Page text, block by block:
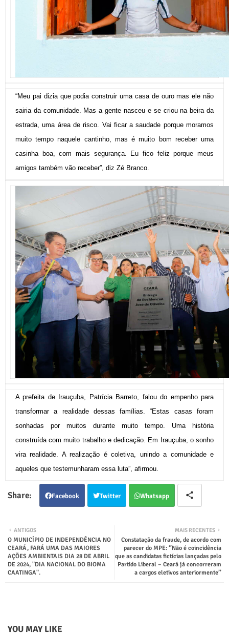
“Meu pai dizia que podia construir uma casa de ouro mas ele não
sairia da comunidade. Mas a gente nasceu e se criou na beira da
estrada, uma área de risco. Vai ficar a saudade porque moramos
muito tempo naquele cantinho, mas é muito bom receber uma
casinha boa, com mais segurança. Eu fico feliz porque meus
amigos também vão receber”, diz Zé Branco.
A prefeita de Irauçuba, Patrícia Barreto, falou do empenho para
transformar a realidade dessas famílias. “Estas casas foram
sonhadas por muitos durante muito tempo. Uma história
construída com muito trabalho e dedicação. Em Irauçuba, o sonho
vira realidade. A realização é coletiva, unindo a comunidade e
aqueles que testemunharam essa luta”, afirmou.
Facebook Twitter Whatsapp
MAIS RECENTES
Constatação da fraude, de acordo com
parecer do MPE: ‘’Não é coincidência
que as candidatas fictícias lançadas pelo
Partido Liberal – Ceará já concorreram
a cargos eletivos anteriormente’’
ANTIGOS
O MUNICÍPIO DE INDEPENDÊNCIA NO
CEARÁ, FARÁ UMA DAS MAIORES
AÇÕES AMBIENTAIS DIA 28 DE ABRIL
DE 2024, "DIA NACIONAL DO BIOMA
CAATINGA".
YOU MAY LIKE